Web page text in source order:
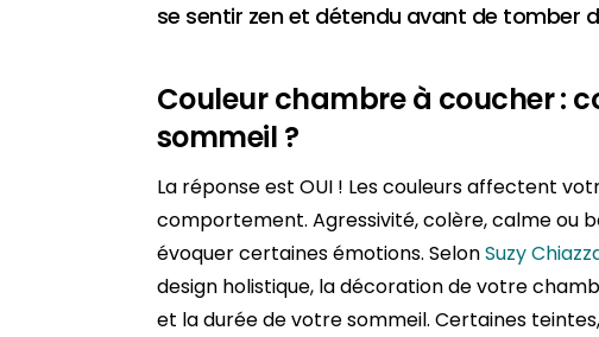
se sentir zen et détendu avant de tomber
Couleur chambre à coucher :
sommeil ?
La réponse est OUI ! Les couleurs affectent
comportement. Agressivité, colère, calme ou
évoquer certaines émotions. SelonSuzy
design holistique, la décoration de votre
et la durée de votre sommeil. Certaines